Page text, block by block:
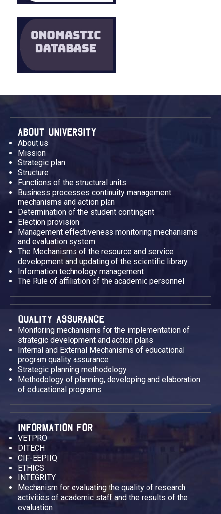
ABOUT UNIVERSITY
About us
Mission
Strategic plan
Structure
Functions of the structural units
Business processes continuity management
mechanisms and action plan
Determination of the student contingent
Election provision
Management effectiveness monitoring mechanisms
and evaluation system
The Mechanisms of the resource and service
development and updating of the scientific library
Information technology management
The Rule of affiliation of the academic personnel
QUALITY ASSURANCE
Monitoring mechanisms for the implementation of
strategic development and action plans
Internal and External Mechanisms of educational
program quality assurance
Strategic planning methodology
Methodology of planning, developing and elaboration
of educational programs
INFORMATION FOR
VETPRO
DITECH
CIF-EEPIIQ
ETHICS
INTEGRITY
Mechanism for evaluating the quality of research
activities of academic staff and the results of the
evaluation